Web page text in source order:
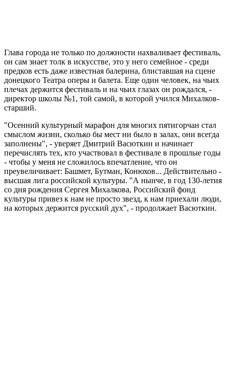
Глава города не только по должности нахваливает фестиваль,
он сам знает толк в искусстве, это у него семейное - среди
предков есть даже известная балерина, блиставшая на сцене
донецкого Театра оперы и балета. Еще один человек, на чьих
плечах держится фестиваль и на чьих глазах он рождался, -
директор школы №1, той самой, в которой учился Михалков-
старший.
"Осенний культурный марафон для многих пятигорчан стал
смыслом жизни, сколько бы мест ни было в залах, они всегда
заполнены", - уверяет Дмитрий Васюткин и начинает
перечислять тех, кто участвовал в фестивале в прошлые годы
- чтобы у меня не сложилось впечатление, что он
преувеличивает: Башмет, Бутман, Конюхов... Действительно -
высшая лига российской культуры. "А нынче, в год 130-летия
со дня рождения Сергея Михалкова, Российский фонд
культуры привез к нам не просто звезд, к нам приехали люди,
на которых держится русский дух", - продолжает Васюткин.